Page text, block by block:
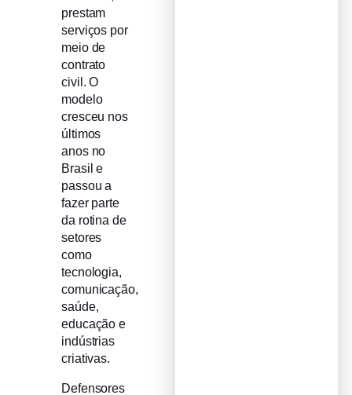
prestam
serviços por
meio de
contrato
civil. O
modelo
cresceu nos
últimos
anos no
Brasil e
passou a
fazer parte
da rotina de
setores
como
tecnologia,
comunicação,
saúde,
educação e
indústrias
criativas.
Defensores